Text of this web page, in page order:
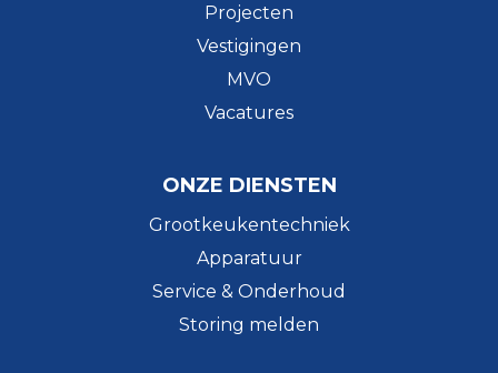
Projecten
Vestigingen
MVO
Vacatures
ONZE DIENSTEN
Grootkeukentechniek
Apparatuur
Service & Onderhoud
Storing melden